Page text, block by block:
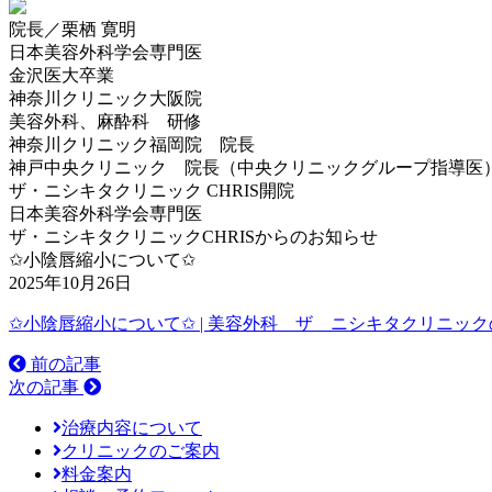
院長／栗栖 寛明
日本美容外科学会専門医
金沢医大卒業
神奈川クリニック大阪院
美容外科、麻酔科 研修
神奈川クリニック福岡院 院長
神戸中央クリニック 院長（中央クリニックグループ指導医
ザ・ニシキタクリニック CHRIS開院
日本美容外科学会専門医
ザ・ニシキタクリニックCHRISからのお知らせ
✩小陰唇縮小について✩
2025年10月26日
✩小陰唇縮小について✩ | 美容外科 ザ ニシキタクリニック
前の記事
次の記事
治療内容について
クリニックのご案内
料金案内